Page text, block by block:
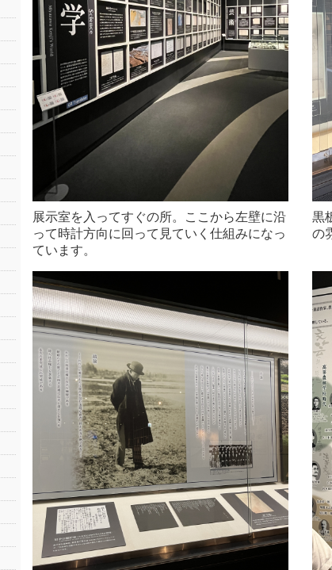
展示室を入ってすぐの所。ここから左壁に沿
って時計方向に回って見ていく仕組みになっ
ています。
黒
の